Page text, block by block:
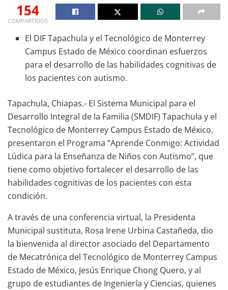
154
COMPARTIDOS
El DIF Tapachula y el Tecnológico de Monterrey
Campus Estado de México coordinan esfuerzos
para el desarrollo de las habilidades cognitivas de
los pacientes con autismo.
Tapachula, Chiapas.- El Sistema Municipal para el
Desarrollo Integral de la Familia (SMDIF) Tapachula y el
Tecnológico de Monterrey Campus Estado de México,
presentaron el Programa “Aprende Conmigo: Actividad
Lúdica para la Enseñanza de Niños con Autismo”, que
tiene como objetivo fortalecer el desarrollo de las
habilidades cognitivas de los pacientes con esta
condición.
A través de una conferencia virtual, la Presidenta
Municipal sustituta, Rosa Irene Urbina Castañeda, dio
la bienvenida al director asociado del Departamento
de Mecatrónica del Tecnológico de Monterrey Campus
Estado de México, Jesús Enrique Chong Quero, y al
grupo de estudiantes de Ingeniería y Ciencias, quienes